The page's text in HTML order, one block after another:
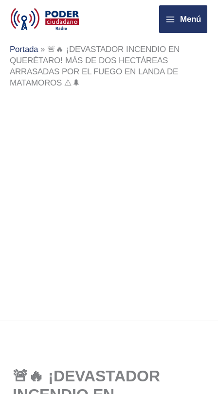
contenido
Menú
Portada» 🚨🔥 ¡DEVASTADOR INCENDIO EN
QUERÉTARO! MÁS DE DOS HECTÁREAS
ARRASADAS POR EL FUEGO EN LANDA DE
MATAMOROS ⚠️🌲
🚨🔥 ¡DEVASTADOR